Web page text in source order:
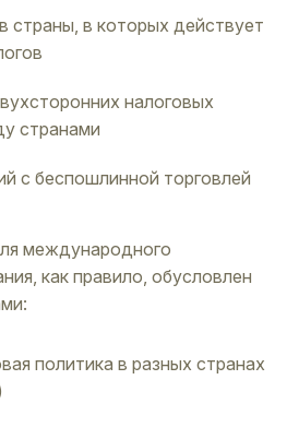
страны, в которых действует
налоговых
странами
с беспошлинной торговлей
международного
как правило, обусловлен
политика в разных странах